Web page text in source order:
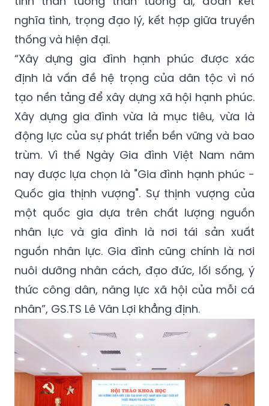
thống và hiện đại.
“Xây dựng gia đình hạnh phúc được xác
định là vấn đề hệ trọng của dân tộc vì nó
tạo nền tảng để xây dựng xã hội hạnh phúc.
Xây dựng gia đình vừa là mục tiêu, vừa là
động lực của sự phát triển bền vững và bao
trùm. Vì thế Ngày Gia đình Việt Nam năm
nay được lựa chọn là "Gia đình hạnh phúc -
Quốc gia thịnh vượng". Sự thịnh vượng của
một quốc gia dựa trên chất lượng nguồn
nhân lực và gia đình là nơi tái sản xuất
nguồn nhân lực. Gia đình cũng chính là nơi
nuôi dưỡng nhân cách, đạo đức, lối sống, ý
thức công dân, năng lực xã hội của mỗi cá
nhân”, GS.TS Lê Văn Lợi khẳng định.